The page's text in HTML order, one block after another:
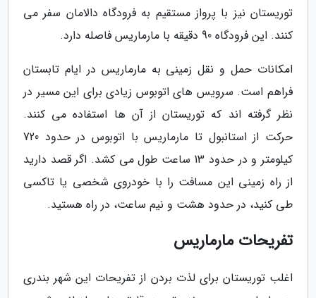
توریستان نیز با پرواز مستقیم به فرودگاه دالامان سفر می
کنند. این فرودگاه 90 دقیقه با مارماریس فاصله دارد.
امکانات حمل و نقل زمینی به مارماریس در ایام تابستان
فراهم است. سرویس های اتوبوس زیادی برای این مسیر در
نظر گرفته اند که توریستان از آن ها استفاده می کنند.
حرکت از استانبول تا مارماریس با اتوبوس در حدود 720
کیلومتر و در حدود 13 ساعت طول می کشد. اگر قصد دارید
از راه زمینی این مسافت را با خودروی شخصی یا تاکسی
طی کنید، در حدود هشت و نیم ساعت، در راه هستید.
تفریحات مارماریس
اغلب توریستان برای لذت بردن از تفریحات این شهر بندری